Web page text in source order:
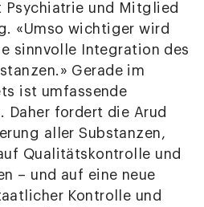
Psychiatrie und Mitglied
«Umso wichtiger wird
sinnvolle Integration des
Gerade im
ist umfassende
Daher fordert die Arud
aller Substanzen,
Qualitätskontrolle und
– und auf eine neue
Kontrolle und